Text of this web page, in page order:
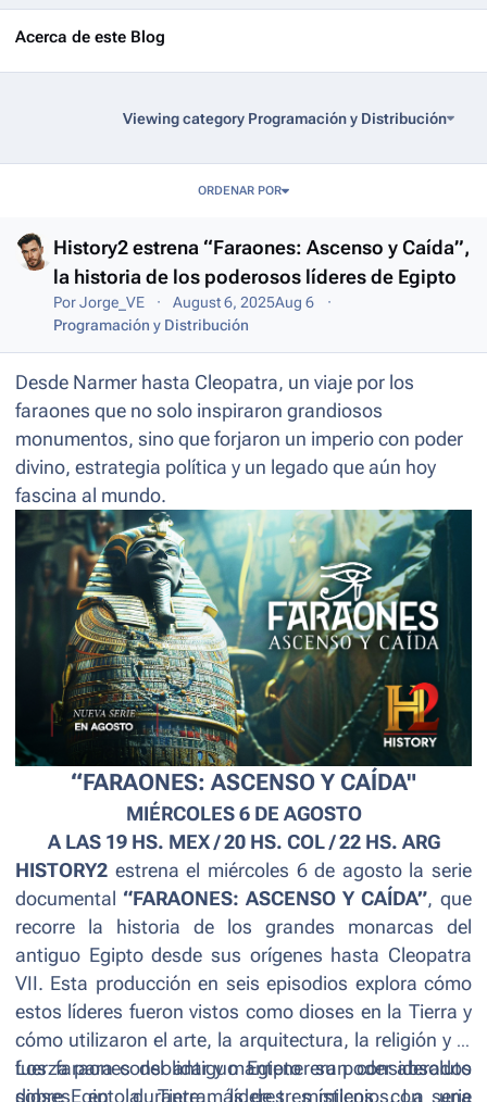
Acerca de este Blog
Viewing category Programación y Distribución
ORDENAR POR
History2 estrena “Faraones: Ascenso y Caída”,
la historia de los poderosos líderes de Egipto
PorJorge_VE August 6, 2025Aug 6
Programación y Distribución
Desde Narmer hasta Cleopatra, un viaje por los
faraones que no solo inspiraron grandiosos
monumentos, sino que forjaron un imperio con poder
divino, estrategia política y un legado que aún hoy
fascina al mundo.
“FARAONES: ASCENSO Y CAÍDA"
MIÉRCOLES 6 DE AGOSTO
A LAS 19 HS. MEX / 20 HS. COL / 22 HS. ARG
HISTORY2 estrena el miércoles 6 de agosto la serie
documental “FARAONES: ASCENSO Y CAÍDA”, que
recorre la historia de los grandes monarcas del
antiguo Egipto desde sus orígenes hasta Cleopatra
VII. Esta producción en seis episodios explora cómo
estos líderes fueron vistos como dioses en la Tierra y
cómo utilizaron el arte, la arquitectura, la religión y la
fuerza para consolidar y mantener su poder absoluto
sobre Egipto durante más de tres milenios. La serie
Los faraones del antiguo Egipto eran considerados
dioses en la Tierra, líderes místicos con una